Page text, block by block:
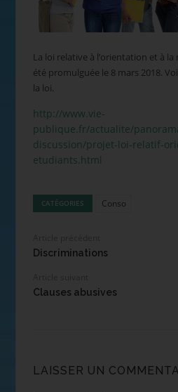
La loi relative à l’orientation et à
été promulguée le 8 mars 2018.
la loi.
http://www.vie-
publique.fr/actualite/
discussion/projet-loi-relatif-
etudiants.html
CATÉGORIES Conso
Discriminations
Clauses abusives
LAISSER UN